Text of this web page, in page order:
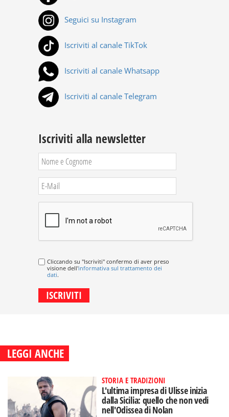
Seguici su Instagram
Iscriviti al canale TikTok
Iscriviti al canale Whatsapp
Iscriviti al canale Telegram
Iscriviti alla newsletter
Cliccando su "Iscriviti" confermo di aver preso
visione dell'informativa sul trattamento dei
dati.
LEGGI ANCHE
STORIA E TRADIZIONI
L'ultima impresa di Ulisse inizia
dalla Sicilia: quello che non vedi
nell'Odissea di Nolan